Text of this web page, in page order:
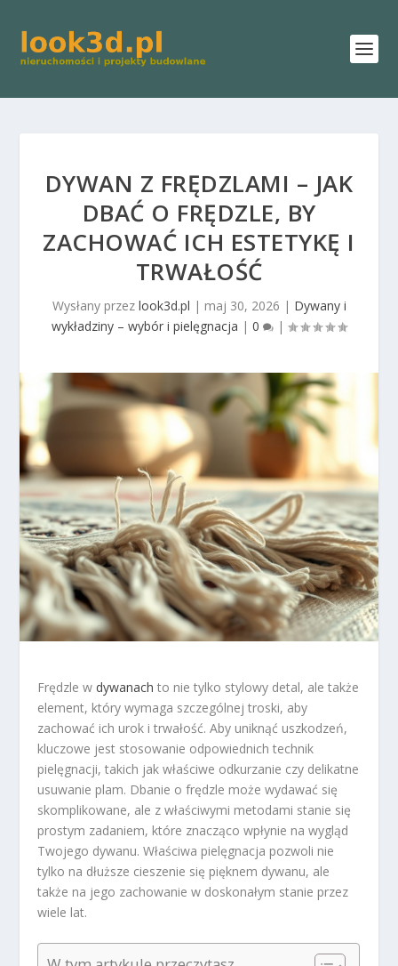
DYWAN Z FRĘDZLAMI – JAK
DBAĆ O FRĘDZLE, BY
ZACHOWAĆ ICH ESTETYKĘ I
TRWAŁOŚĆ
Wysłany przez look3d.pl | maj 30, 2026 | Dywany i
wykładziny – wybór i pielęgnacja | 0 |
Frędzle w dywanach to nie tylko stylowy detal, ale także
element, który wymaga szczególnej troski, aby
zachować ich urok i trwałość. Aby uniknąć uszkodzeń,
kluczowe jest stosowanie odpowiednich technik
pielęgnacji, takich jak właściwe odkurzanie czy delikatne
usuwanie plam. Dbanie o frędzle może wydawać się
skomplikowane, ale z właściwymi metodami stanie się
prostym zadaniem, które znacząco wpłynie na wygląd
Twojego dywanu. Właściwa pielęgnacja pozwoli nie
tylko na dłuższe cieszenie się pięknem dywanu, ale
także na jego zachowanie w doskonałym stanie przez
wiele lat.